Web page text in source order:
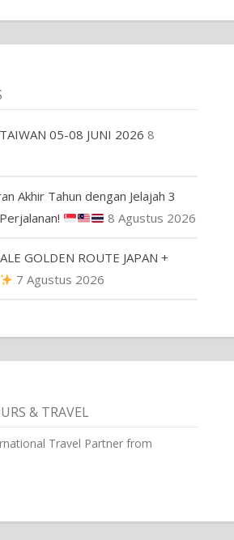
05-08 JUNI 2026 8
Akhir Tahun dengan Jelajah 3
8 Agustus 2026
GOLDEN ROUTE JAPAN +
7 Agustus 2026
& TRAVEL
Travel Partner from